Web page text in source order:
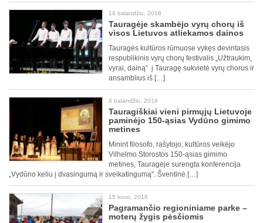
19 balandžio, 2018
Tauragėje skambėjo vyrų chorų iš
visos Lietuvos atliekamos dainos
Tauragės kultūros rūmuose vykęs devintasis
respublikinis vyrų chorų festivalis „Užtraukim,
vyrai, dainą“ į Tauragę sukvietė vyrų chorus ir
ansamblius iš […]
4 balandžio, 2018
Tauragiškiai vieni pirmųjų Lietuvoje
paminėjo 150-ąsias Vydūno gimimo
metines
Minint filosofo, rašytojo, kultūros veikėjo
Vilhelmo Storostos 150-ąsias gimimo
metines, Tauragėje surengta konferencija
„Vydūno keliu į dvasingumą ir sveikatingumą“. Šventinė […]
15 kovo, 2018
Pagramančio regioniniame parke –
moterų žygis pėsčiomis